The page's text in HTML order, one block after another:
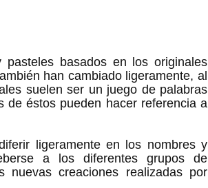
basados ​​en los originales
han cambiado ligeramente, al
suelen ser un juego de palabras
de éstos pueden hacer referencia a
ligeramente en los nombres y
a los diferentes grupos de
creaciones realizadas por